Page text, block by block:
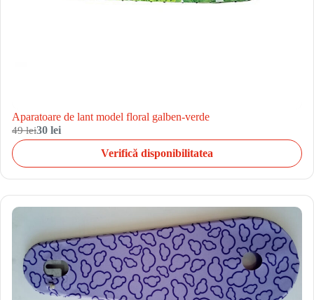
Aparatoare de lant model floral galben-verde
49 lei30 lei
Verifică disponibilitatea